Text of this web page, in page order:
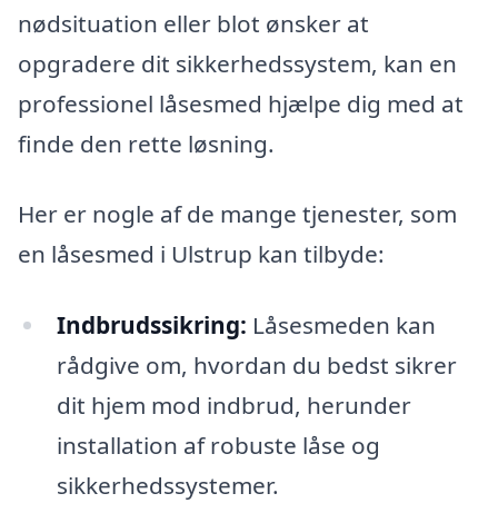
nødsituation eller blot ønsker at
opgradere dit sikkerhedssystem, kan en
professionel låsesmed hjælpe dig med at
finde den rette løsning.
Her er nogle af de mange tjenester, som
en låsesmed i Ulstrup kan tilbyde:
Indbrudssikring: Låsesmeden kan
rådgive om, hvordan du bedst sikrer
dit hjem mod indbrud, herunder
installation af robuste låse og
sikkerhedssystemer.